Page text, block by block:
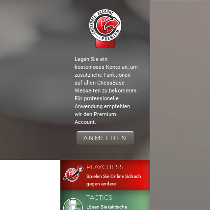
Legen Sie ein
kostenloses Konto an, um
zusätzliche Funktionen
auf allen ChessBase
Webseiten zu bekommen.
Für professionelle
Anwendung empfehlen
wir den Premium
Account.
ANMELDEN
PLAYCHESS
Spielen Sie Online Schach
gegen andere
TACTICS
Lösen Sie taktische